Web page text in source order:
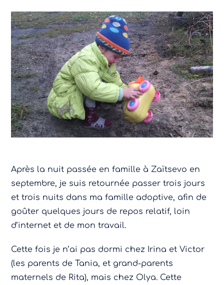
Après la nuit passée en famille à Zaïtsevo en
septembre, je suis retournée passer trois jours
et trois nuits dans ma famille adoptive, afin de
goûter quelques jours de repos relatif, loin
d’internet et de mon travail.
Cette fois je n’ai pas dormi chez Irina et Victor
(les parents de Tania, et grand-parents
maternels de Rita), mais chez Olya. Cette